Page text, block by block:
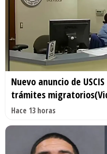
Nuevo anuncio de
trámites
Hace 13 horas